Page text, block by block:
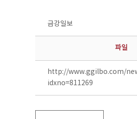
금강일보
파일
http://www.ggilbo.com/
idxno=811269